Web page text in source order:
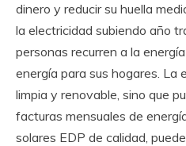
dinero y reducir su huella
la electricidad subiendo año
personas recurren a la
energía para sus hogares. La
limpia y renovable, sino que
facturas mensuales de
solares EDP de calidad,